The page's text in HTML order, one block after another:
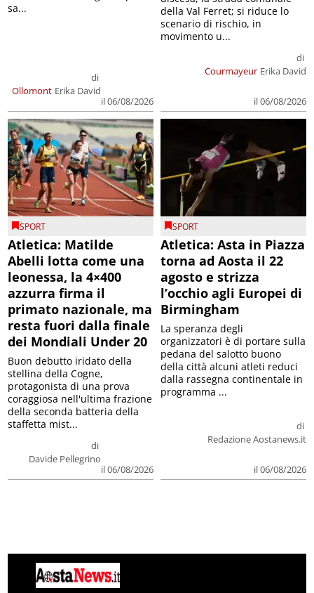
Ollomont
di
Erika David
il 06/08/2026
sa...
Courmayeur
di
Erika David
il 06/08/2026
della Val Ferret; si riduce lo
scenario di rischio, in
movimento u...
SPORT
Atletica: Matilde
Abelli lotta come una
leonessa, la 4×400
azzurra firma il
primato nazionale, ma
resta fuori dalla finale
dei Mondiali Under 20
di
Davide Pellegrino
il 06/08/2026
Buon debutto iridato della
stellina della Cogne,
protagonista di una prova
coraggiosa nell'ultima frazione
della seconda batteria della
staffetta mist...
SPORT
Atletica: Asta in Piazza
torna ad Aosta il 22
agosto e strizza
l’occhio agli Europei di
Birmingham
di
Redazione Aostanews.it
il 06/08/2026
La speranza degli
organizzatori è di portare sulla
pedana del salotto buono
della città alcuni atleti reduci
dalla rassegna continentale in
programma ...